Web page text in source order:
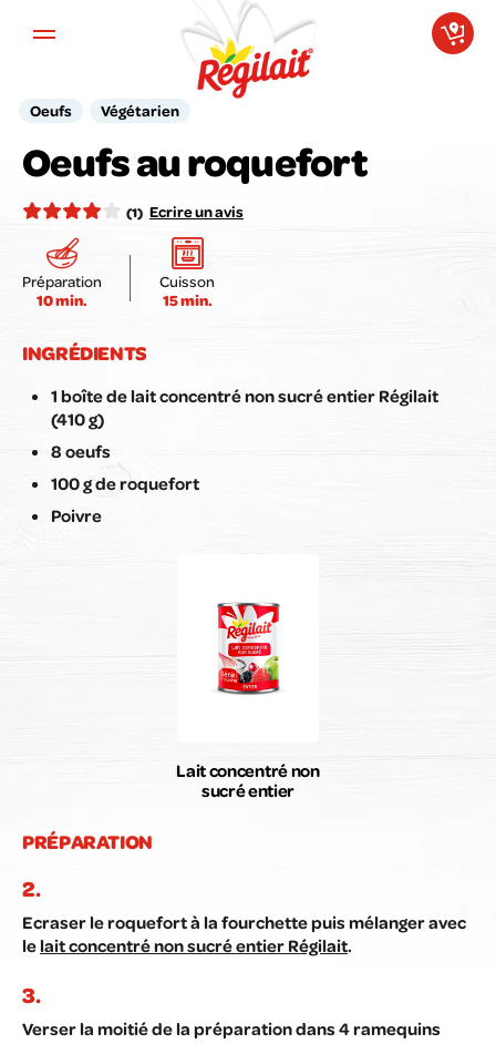
Oeufs Végétarien
Oeufs au roquefort
(1) Ecrire un avis
Votre avis compte pour nous !
Notez la recette ici :
Envoyer mon avis
Préparation
10 min.
Cuisson
15 min.
INGRÉDIENTS
1 boîte de lait concentré non sucré entier Régilait
(410 g)
8 oeufs
100 g de roquefort
Poivre
Lait concentré non
sucré entier
PRÉPARATION
Ecraser le roquefort à la fourchette puis mélanger avec
lelait concentré non sucré entier Régilait.
Verser la moitié de la préparation dans 4 ramequins